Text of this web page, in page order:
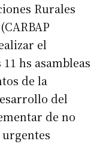
Rurales
el
hs asambleas
de la
del
de no
urgentes